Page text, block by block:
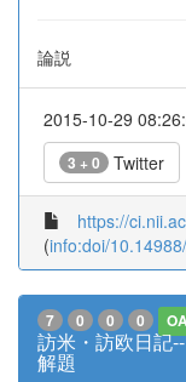
論説
2015-10-29
3 + 0 Twitter
https://
(info:doi/
7 0 0 0
訪米・訪欧日記
解題